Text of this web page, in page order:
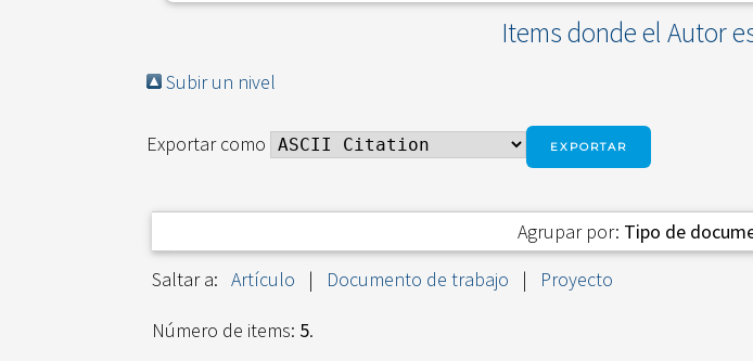
Items donde el Autor
Subir un nivel
Exportar como
Agrupar por: Tipo de
Saltar a: Artículo | Documento de trabajo | Proyecto
Número de items: 5.